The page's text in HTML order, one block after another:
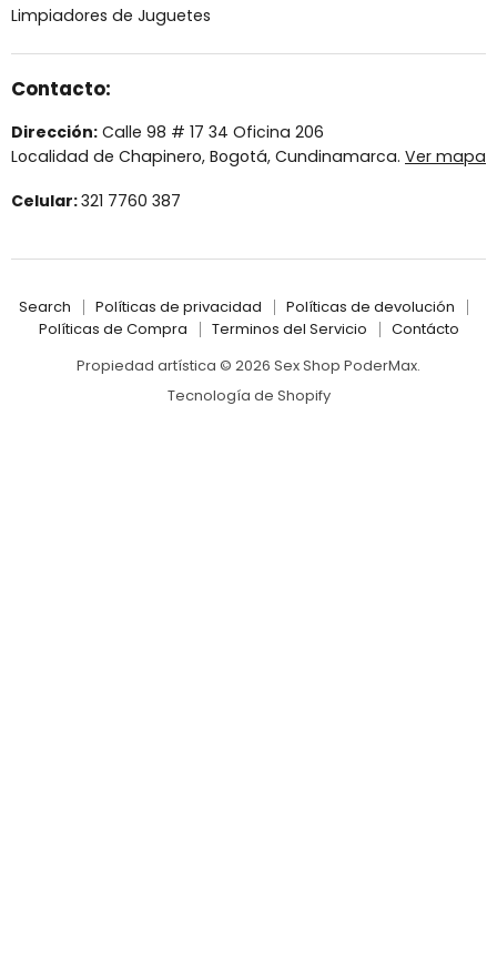
Limpiadores de Juguetes
Contacto:
Dirección: Calle 98 # 17 34 Oficina 206
Localidad de Chapinero, Bogotá, Cundinamarca. Ver mapa
Celular:321 7760 387
Search Políticas de privacidad
Políticas de devolución
Políticas de Compra
Terminos del Servicio
Contácto
Propiedad artística © 2026 Sex Shop PoderMax.
Tecnología de Shopify